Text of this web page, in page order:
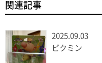
関連記事
2025.09.03
ピクミン